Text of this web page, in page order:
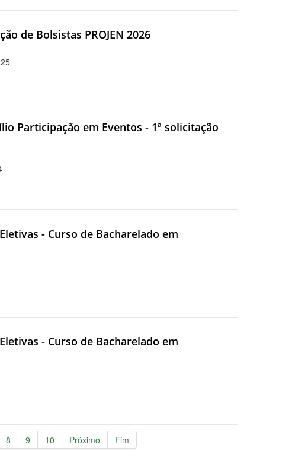
de Bolsistas PROJEN 2026
Participação em Eventos - 1ª solicitação
- Curso de Bacharelado em
- Curso de Bacharelado em
8 9 10 Próximo
Fim